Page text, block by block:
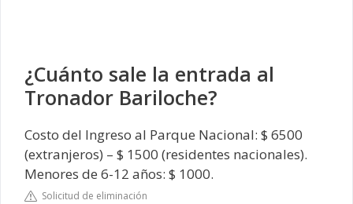
¿Cuánto sale la entrada al
Tronador Bariloche?
Costo del Ingreso al Parque Nacional: $ 6500
(extranjeros) – $ 1500 (residentes nacionales).
Menores de 6-12 años: $ 1000.
Solicitud de eliminación